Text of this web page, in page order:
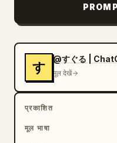
"count": 3, "items":
      ]
    },
    "top_filter_bar": {
      "count": 11,
      "labels": ["सभी", "गेमिंग", "संगीत", "लाइव",
"पॉडकास्ट", "मिक्स",
す
@すぐる |
मूल देखें
प्रकाशित
मूल भाषा